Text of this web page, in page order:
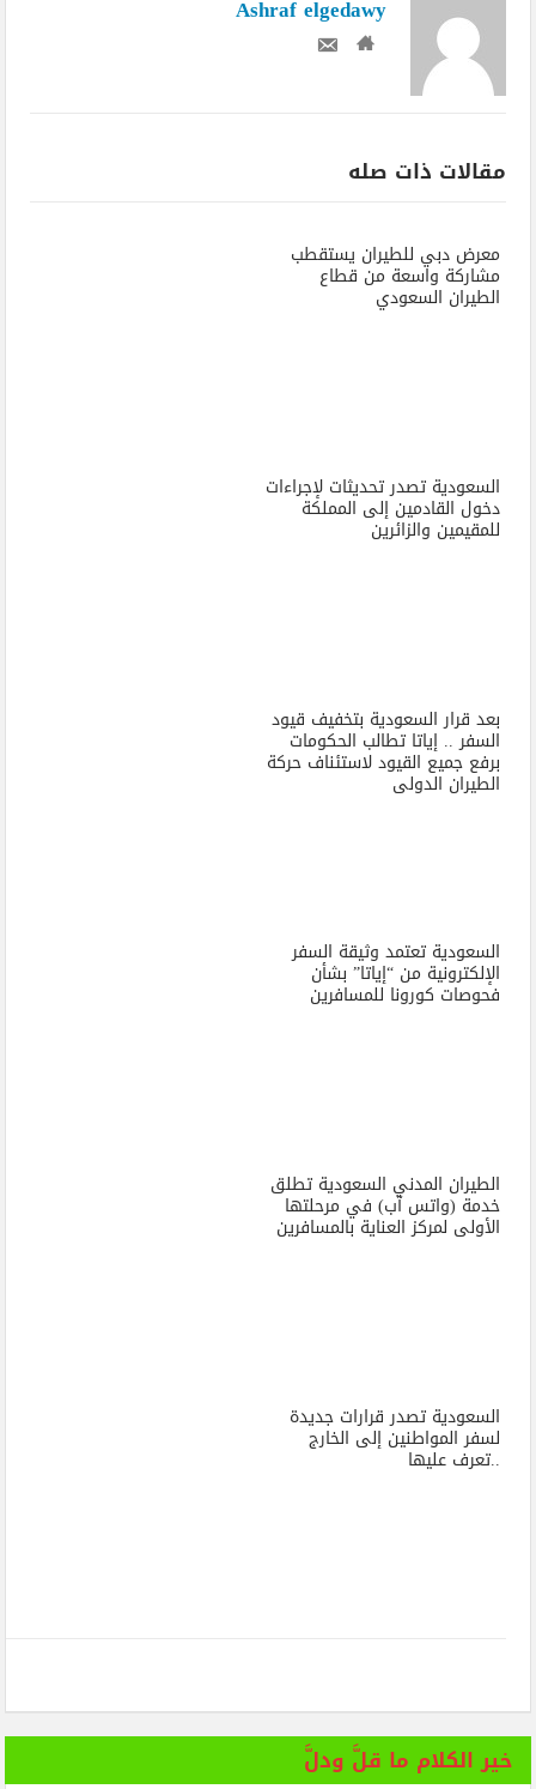
Ashraf elgedawy
مقالات ذات صله
معرض دبي للطيران يستقطب
مشاركة واسعة من قطاع
الطيران السعودي
السعودية تصدر تحديثات لإجراءات
دخول القادمين إلى المملكة
للمقيمين والزائرين
بعد قرار السعودية بتخفيف قيود
السفر .. إياتا تطالب الحكومات
برفع جميع القيود لاستئناف حركة
الطيران الدولى
السعودية تعتمد وثيقة السفر
الإلكترونية من “إياتا” بشأن
فحوصات كورونا للمسافرين
الطيران المدني السعودية تطلق
خدمة (واتس آب) في مرحلتها
الأولى لمركز العناية بالمسافرين
السعودية تصدر قرارات جديدة
لسفر المواطنين إلى الخارج
..تعرف عليها
خير الكلام ما قلَّ ودلَّ